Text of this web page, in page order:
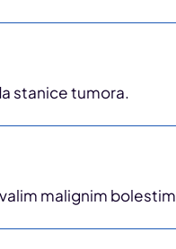
stanice tumora.
malignim